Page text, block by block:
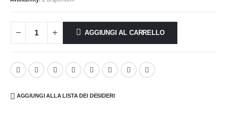
AGGIUNGI AL CARRELLO
AGGIUNGI ALLA LISTA DEI DESIDERI